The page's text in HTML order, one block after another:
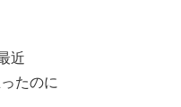
近
たのに